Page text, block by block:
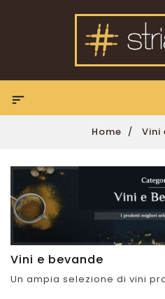

Home Vini
Vini e bevande
Un ampia selezione di vini